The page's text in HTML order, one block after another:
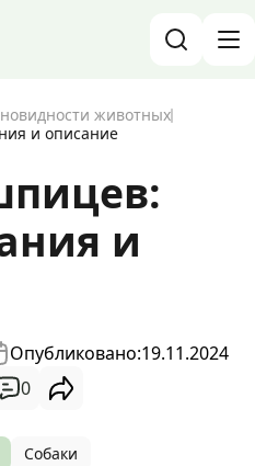
животных
и описание
и
Опубликовано:19.11.2024
0
Собаки